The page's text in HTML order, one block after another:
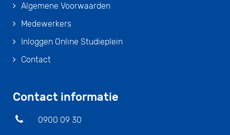
Algemene Voorwaarden
Medewerkers
Inloggen Online Studieplein
Contact
Contact informatie
0900 09 30